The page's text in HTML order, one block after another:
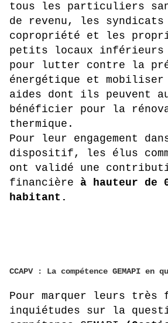
tous les particuliers
de revenu, les syndicats
copropriété et les
petits locaux inférieurs
pour lutter contre la
énergétique et
aides dont ils peuvent
bénéficier pour la
thermique.
Pour leur engagement
dispositif, les élus
ont validé une
financière à hauteur de
habitant.
CCAPV : La compétence GEMAPI en
Pour marquer leurs très
inquiétudes sur la